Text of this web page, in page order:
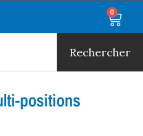
0
Rechercher
positions